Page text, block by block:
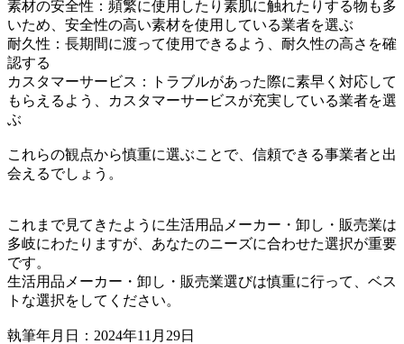
素材の安全性：頻繁に使用したり素肌に触れたりする物も多
いため、安全性の高い素材を使用している業者を選ぶ
耐久性：長期間に渡って使用できるよう、耐久性の高さを確
認する
カスタマーサービス：トラブルがあった際に素早く対応して
もらえるよう、カスタマーサービスが充実している業者を選
ぶ
これらの観点から慎重に選ぶことで、信頼できる事業者と出
会えるでしょう。
これまで見てきたように生活用品メーカー・卸し・販売業は
多岐にわたりますが、あなたのニーズに合わせた選択が重要
です。
生活用品メーカー・卸し・販売業選びは慎重に行って、ベス
トな選択をしてください。
執筆年月日：2024年11月29日